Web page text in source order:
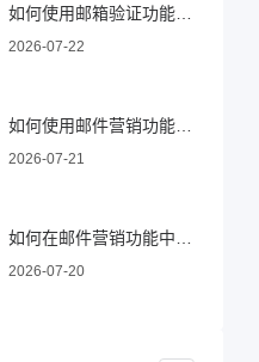
2026-07-22
2026-07-21
2026-07-20